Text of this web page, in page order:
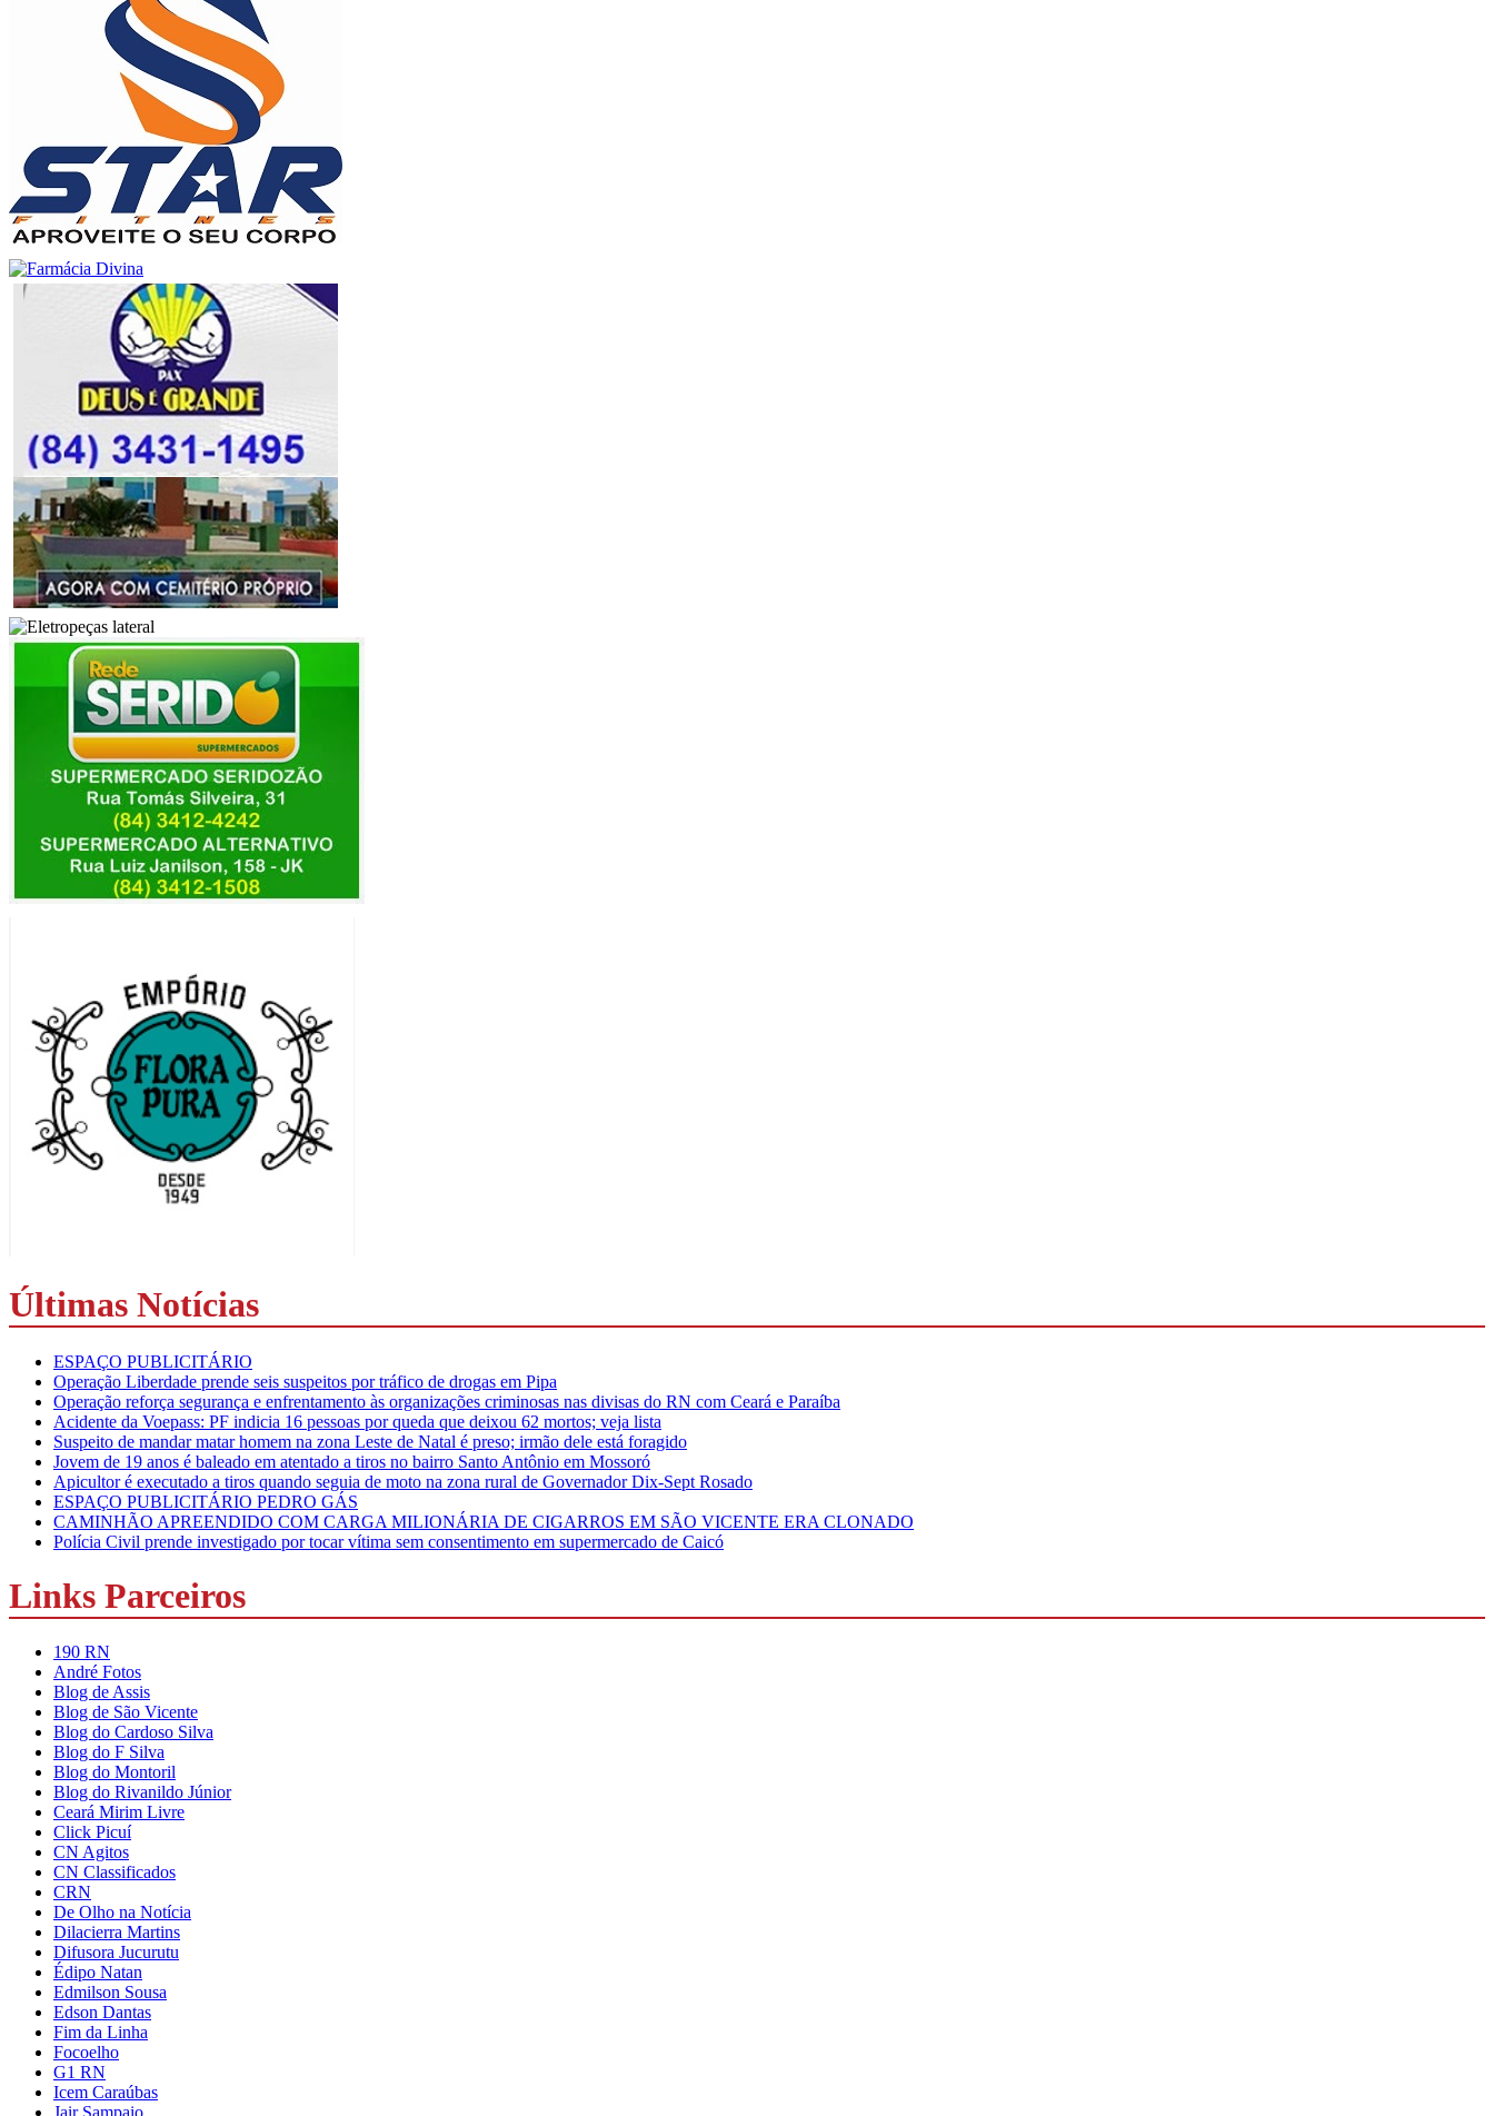
Últimas Notícias
ESPAÇO PUBLICITÁRIO
Operação Liberdade prende seis suspeitos por tráfico de drogas em Pipa
Operação reforça segurança e enfrentamento às organizações criminosas nas divisas do RN com Ceará e Paraíba
Acidente da Voepass: PF indicia 16 pessoas por queda que deixou 62 mortos; veja lista
Suspeito de mandar matar homem na zona Leste de Natal é preso; irmão dele está foragido
Jovem de 19 anos é baleado em atentado a tiros no bairro Santo Antônio em Mossoró
Apicultor é executado a tiros quando seguia de moto na zona rural de Governador Dix-Sept Rosado
ESPAÇO PUBLICITÁRIO PEDRO GÁS
CAMINHÃO APREENDIDO COM CARGA MILIONÁRIA DE CIGARROS EM SÃO VICENTE ERA CLONADO
Polícia Civil prende investigado por tocar vítima sem consentimento em supermercado de Caicó
Links Parceiros
190 RN
André Fotos
Blog de Assis
Blog de São Vicente
Blog do Cardoso Silva
Blog do F Silva
Blog do Montoril
Blog do Rivanildo Júnior
Ceará Mirim Livre
Click Picuí
CN Agitos
CN Classificados
CRN
De Olho na Notícia
Dilacierra Martins
Difusora Jucurutu
Édipo Natan
Edmilson Sousa
Edson Dantas
Fim da Linha
Focoelho
G1 RN
Icem Caraúbas